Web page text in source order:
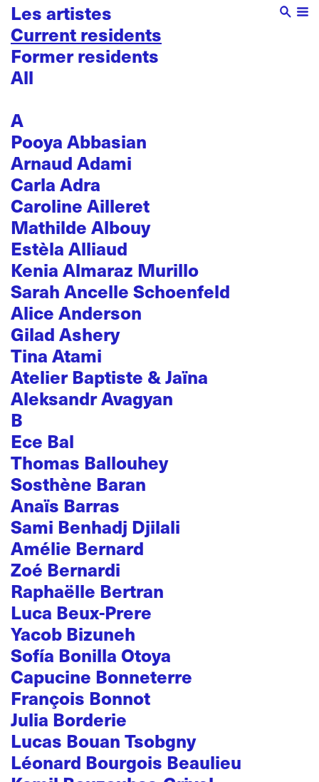
Les artistes
Current residents
Former residents
All
A
Pooya Abbasian
Arnaud Adami
Carla Adra
Caroline Ailleret
Mathilde Albouy
Estèla Alliaud
Kenia Almaraz Murillo
Sarah Ancelle Schoenfeld
Alice Anderson
Gilad Ashery
Tina Atami
Atelier Baptiste & Jaïna
Aleksandr Avagyan
B
Ece Bal
Thomas Ballouhey
Sosthène Baran
Anaïs Barras
Sami Benhadj Djilali
Amélie Bernard
Zoé Bernardi
Raphaëlle Bertran
Luca Beux-Prere
Yacob Bizuneh
Sofía Bonilla Otoya
Capucine Bonneterre
François Bonnot
Julia Borderie
Lucas Bouan Tsobgny
Léonard Bourgois Beaulieu